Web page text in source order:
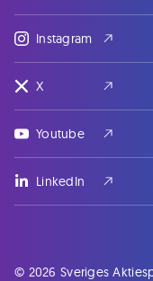
Instagram
X
Youtube
LinkedIn
© 2026 Sveriges